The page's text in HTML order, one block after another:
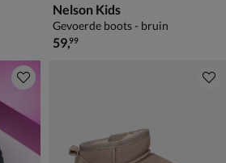
Nelson Kids
Gevoerde boots - bruin
€ 59,99
59,99